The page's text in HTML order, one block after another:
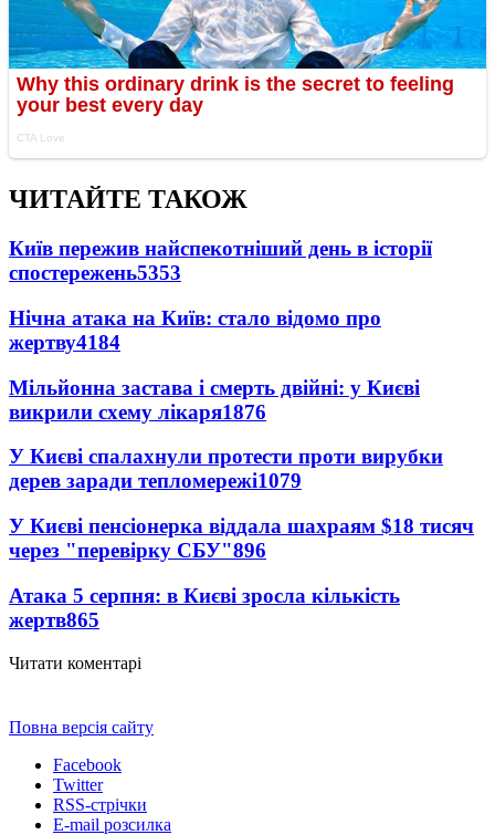
ЧИТАЙТЕ ТАКОЖ
Київ пережив найспекотніший день в історії
спостережень5353
Нічна атака на Київ: стало відомо про
жертву4184
Мільйонна застава і смерть двійні: у Києві
викрили схему лікаря1876
У Києві спалахнули протести проти вирубки
дерев заради тепломережі1079
У Києві пенсіонерка віддала шахраям $18 тисяч
через "перевірку СБУ"896
Атака 5 серпня: в Києві зросла кількість
жертв865
Читати коментарі
Повна версія сайту
Facebook
Twitter
RSS-стрічки
E-mail розсилка